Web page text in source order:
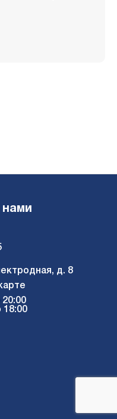
нами
д. 8
20:00
18:00